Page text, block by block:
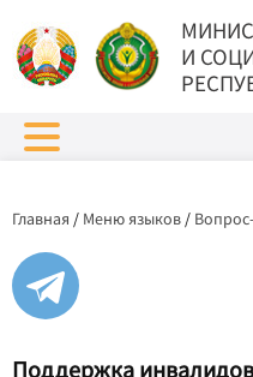
И
Главная / Меню языков /
Поддержка инвалидов